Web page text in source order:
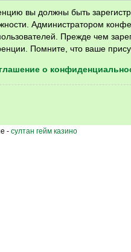
вы должны быть
Администратором
Прежде чем
Помните, что ваше
о
- султан гейм казино